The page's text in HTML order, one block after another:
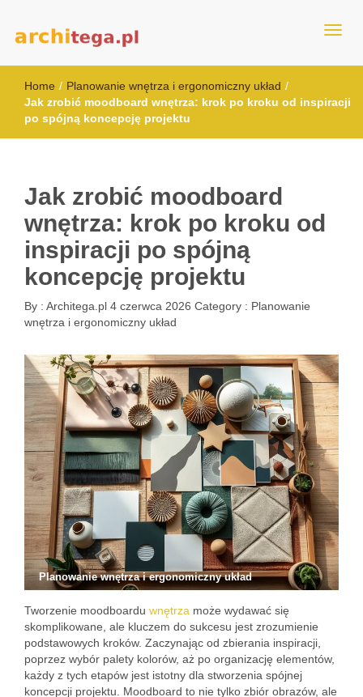
architega.pl
Home / Planowanie wnętrza i ergonomiczny układ /
Jak zrobić moodboard wnętrza: krok po kroku od inspiracji
po spójną koncepcję projektu
Jak zrobić moodboard
wnętrza: krok po kroku od
inspiracji po spójną
koncepcję projektu
By : Architega.pl 4 czerwca 2026 Category : Planowanie
wnętrza i ergonomiczny układ
Planowanie wnętrza i ergonomiczny układ
Tworzenie moodboardu wnętrza może wydawać się
skomplikowane, ale kluczem do sukcesu jest zrozumienie
podstawowych kroków. Zaczynając od zbierania inspiracji,
poprzez wybór palety kolorów, aż po organizację elementów,
każdy z tych etapów jest istotny dla stworzenia spójnej
koncepcji projektu. Moodboard to nie tylko zbiór obrazów, ale